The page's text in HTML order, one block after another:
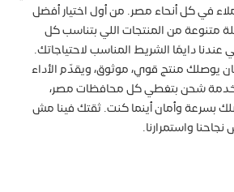
في كل أنحاء مصر. من أول اختيار أفضل
متنوعة من المنتجات اللي بتناسب كل
عندنا دايمًا الشريط المناسب لاحتياجاتك.
يوصلك منتج قوي، موثوق، ويقدّم الأداء
خدمة شحن بتغطي كل محافظات مصر،
بسرعة وأمان أينما كنت. ثقتك فينا مش
واستمرارنا.